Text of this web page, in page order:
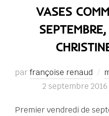
VASES
parfrançoise renaud
Publié
2 septembre 2016
Premier vendredi de